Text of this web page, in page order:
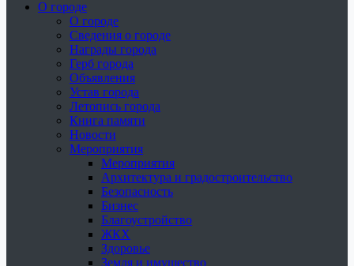
О городе
О городе
Сведения о городе
Награды города
Герб города
Объявления
Устав города
Летопись города
Книга памяти
Новости
Мероприятия
Мероприятия
Архитектура и градостроительство
Безопасность
Бизнес
Благоустройство
ЖКХ
Здоровье
Земля и имущество